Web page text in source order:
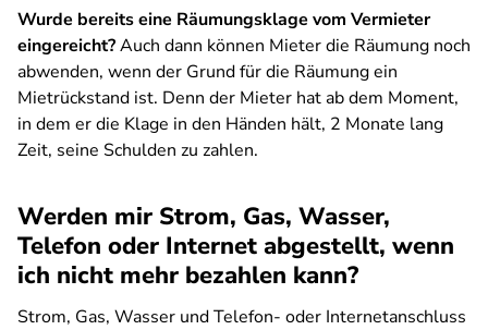
Wurde bereits eine Räumungsklage vom Vermieter
eingereicht?Auch dann können Mieter die Räumung noch
abwenden, wenn der Grund für die Räumung ein
Mietrückstand ist. Denn der Mieter hat ab dem Moment,
in dem er die Klage in den Händen hält, 2 Monate lang
Zeit, seine Schulden zu zahlen.
Werden mir Strom, Gas, Wasser,
Telefon oder Internet abgestellt, wenn
ich nicht mehr bezahlen kann?
Strom, Gas, Wasser und Telefon- oder Internetanschluss